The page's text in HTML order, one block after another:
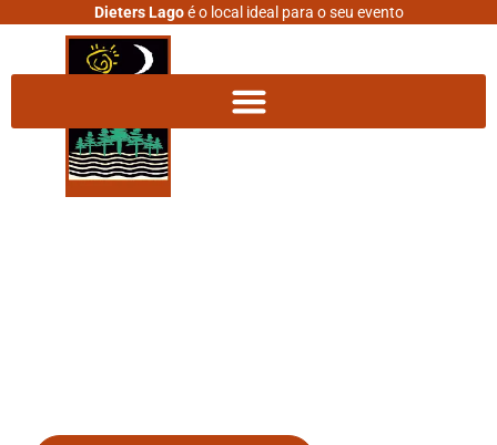
Dieters Lagoé o local ideal para o seu evento